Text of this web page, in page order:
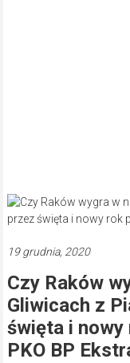
19 grudnia, 2020
Czy Raków
Gliwicach z
święta i nowy
PKO BP